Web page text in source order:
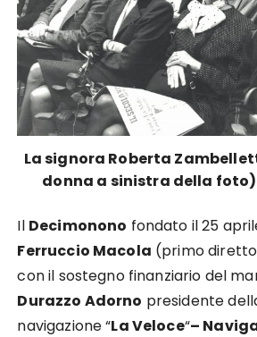
La signora Roberta
donna a sinistra della
Il Decimonono fondato il 25
Ferruccio Macola (primo
con il sostegno finanziario del
Durazzo Adorno presidente
navigazione “La Veloce“–